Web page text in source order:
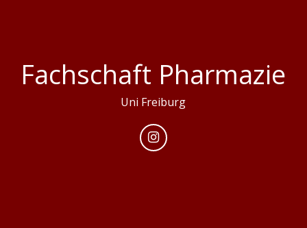
Fachschaft Pharmazie
Uni Freiburg